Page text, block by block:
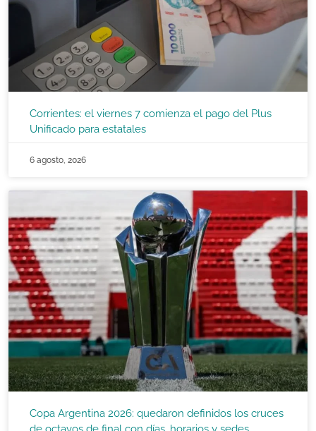
Corrientes: el viernes 7 comienza el pago del Plus
Unificado para estatales
6 agosto, 2026
Copa Argentina 2026: quedaron definidos los cruces